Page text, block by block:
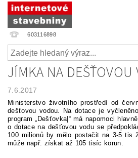
603116898
JÍMKA NA DEŠŤOVOU
7.6.2017
Ministerstvo životního prostředí od
dešťovou vodou. Na dotace je
program „Dešťovka|“ má napomoci
o dotace na dešťovou vodu se
100 milionů by mělo postačit na 3-5 tis
může např. získat až 105 tisíc korun.